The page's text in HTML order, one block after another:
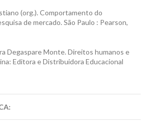
(org.). Comportamento do
de mercado. São Paulo : Pearson,
Degaspare Monte. Direitos humanos e
Editora e Distribuidora Educacional
: